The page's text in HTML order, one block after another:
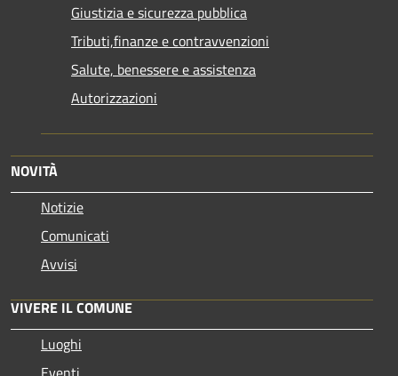
Giustizia e sicurezza pubblica
Tributi,finanze e contravvenzioni
Salute, benessere e assistenza
Autorizzazioni
NOVITÀ
Notizie
Comunicati
Avvisi
VIVERE IL COMUNE
Luoghi